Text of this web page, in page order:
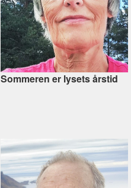
Sommeren er lysets årstid